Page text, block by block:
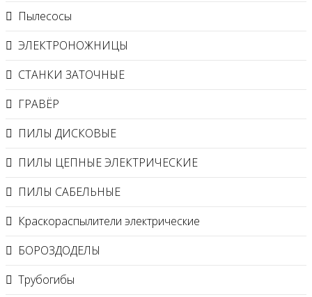
Пылесосы
ЭЛЕКТРОНОЖНИЦЫ
СТАНКИ ЗАТОЧНЫЕ
ГРАВЁР
ПИЛЫ ДИСКОВЫЕ
ПИЛЫ ЦЕПНЫЕ ЭЛЕКТРИЧЕСКИЕ
ПИЛЫ САБЕЛЬНЫЕ
Краскораспылители электрические
БОРОЗДОДЕЛЫ
Трубогибы